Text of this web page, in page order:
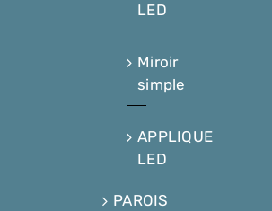
LED
Miroir
simple
APPLIQUE
LED
PAROIS